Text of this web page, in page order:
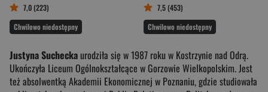
7,0 (223)
Chwilowo niedostępny
7,5 (453)
Chwilowo niedostępny
Justyna Sucheckaurodziła się w 1987 roku w Kostrzynie nad Odrą.
Ukończyła Liceum Ogólnokształcące w Gorzowie Wielkopolskim. Jest
też absolwentką Akademii Ekonomicznej w Poznaniu, gdzie studiowała